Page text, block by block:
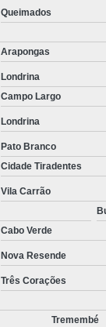
de
Queimados
Arapongas
Londrina
Campo Largo
Londrina
Pato Branco
Cidade Tiradentes
Vila Carrão
Cabo Verde
Nova Resende
Três Corações
Tremembé